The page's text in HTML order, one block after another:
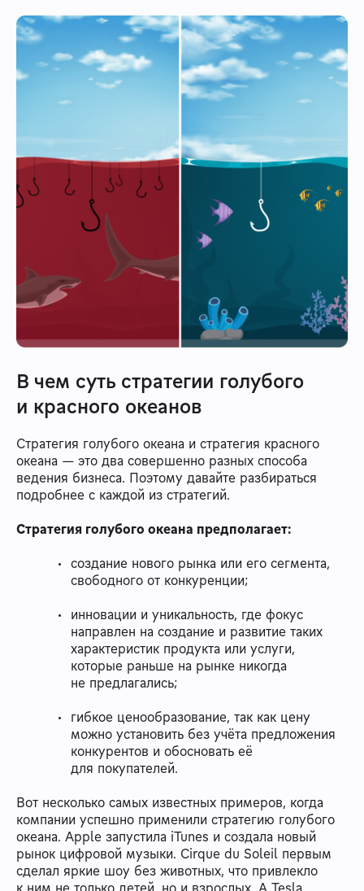
В чем суть стратегии голубого
и красного океанов
Стратегия голубого океана и стратегия красного
океана — это два совершенно разных способа
ведения бизнеса. Поэтому давайте разбираться
подробнее с каждой из стратегий.
Стратегия голубого океана предполагает:
создание нового рынка или его сегмента,
свободного от конкуренции;
инновации и уникальность, где фокус
направлен на создание и развитие таких
характеристик продукта или услуги,
которые раньше на рынке никогда
не предлагались;
гибкое ценообразование, так как цену
можно установить без учёта предложения
конкурентов и обосновать её
для покупателей.
Вот несколько самых известных примеров, когда
компании успешно применили стратегию голубого
океана. Apple запустила iTunes и создала новый
рынок цифровой музыки. Cirque du Soleil первым
сделал яркие шоу без животных, что привлекло